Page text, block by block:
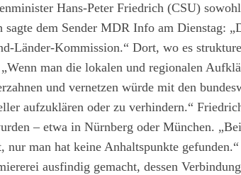
Hans-Peter Friedrich (CSU)
dem Sender MDR Info am Dienstag:
Länder-Kommission.“ Dort, wo es
man die lokalen und regionalen
und vernetzen würde mit den
aufzuklären oder zu verhindern.“
– etwa in Nürnberg oder München.
man hat keine Anhaltspunkte
ausfindig gemacht, dessen